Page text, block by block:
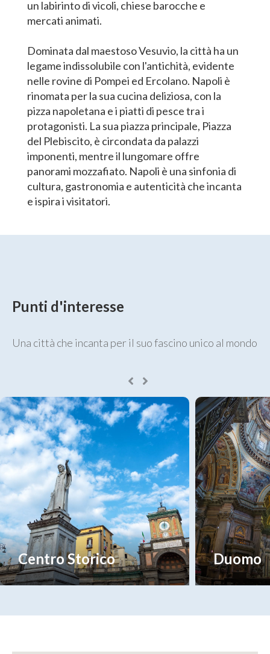
un labirinto di vicoli, chiese barocche e
mercati animati.
Dominata dal maestoso Vesuvio, la città ha un
legame indissolubile con l'antichità, evidente
nelle rovine di Pompei ed Ercolano. Napoli è
rinomata per la sua cucina deliziosa, con la
pizza napoletana e i piatti di pesce tra i
protagonisti. La sua piazza principale, Piazza
del Plebiscito, è circondata da palazzi
imponenti, mentre il lungomare offre
panorami mozzafiato. Napoli è una sinfonia di
cultura, gastronomia e autenticità che incanta
e ispira i visitatori.
Punti d'interesse
Una città che incanta per il suo fascino unico al mondo
Centro Storico Duomo